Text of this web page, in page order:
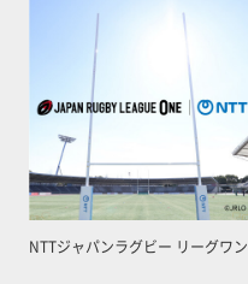
NTTジャパンラグビー リーグワン